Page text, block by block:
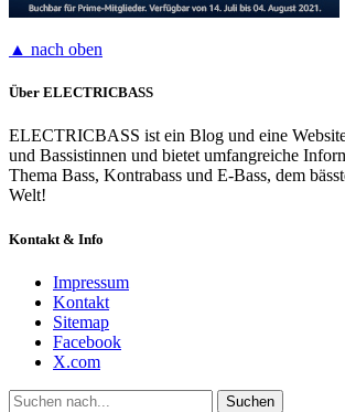
▲ nach oben
Über ELECTRICBASS
ELECTRICBASS ist ein Blog und eine
und Bassistinnen und bietet umfangreiche
Thema Bass, Kontrabass und E-Bass, dem
Welt!
Kontakt & Info
Impressum
Kontakt
Sitemap
Facebook
X.com